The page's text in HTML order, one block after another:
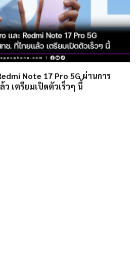
Note 17 Pro 5G ผ่านการ
เตรียมเปิดตัวเร็วๆ นี้